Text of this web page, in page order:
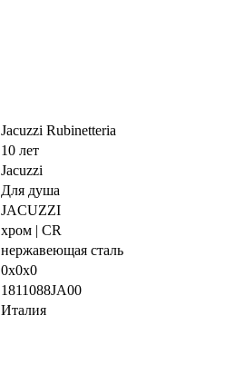
Jacuzzi Rubinetteria
10 лет
Jacuzzi
Для душа
JACUZZI
хром | CR
нержавеющая сталь
0x0x0
1811088JA00
Италия